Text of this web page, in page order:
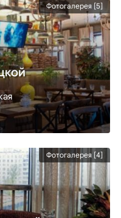
Фотогалерея [5]
Фотогалерея [4]